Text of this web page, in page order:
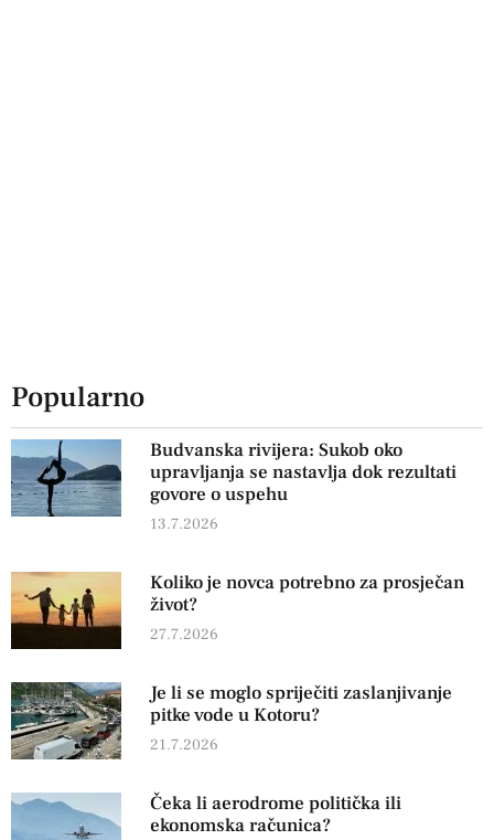
Popularno
Budvanska rivijera: Sukob oko
upravljanja se nastavlja dok rezultati
govore o uspehu
13.7.2026
Koliko je novca potrebno za prosječan
život?
27.7.2026
Je li se moglo spriječiti zaslanjivanje
pitke vode u Kotoru?
21.7.2026
Čeka li aerodrome politička ili
ekonomska računica?